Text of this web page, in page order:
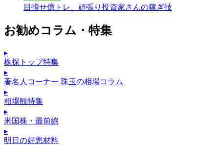
目指せ億トレ、頑張り投資家さんの稼ぎ技
お勧めコラム・特集
▸
株探トップ特集
▸
著名人コーナー 珠玉の相場コラム
▸
相場観特集
▸
米国株・最前線
▸
明日の好悪材料